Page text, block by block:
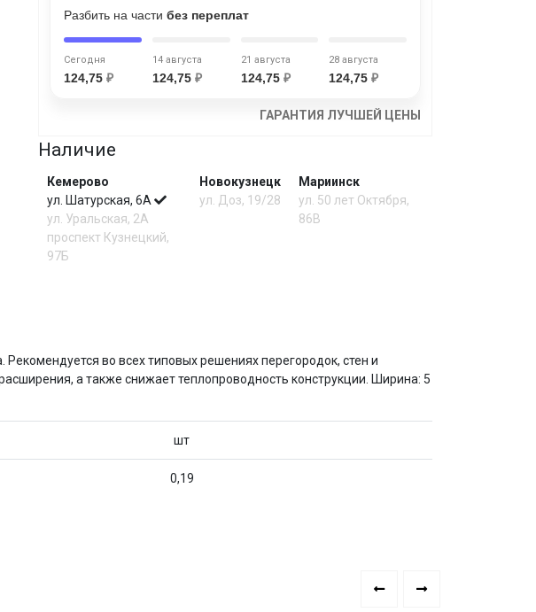
Разбить на части без переплат
Сегодня
124,75 ₽
14 августа
124,75 ₽
21 августа
124,75 ₽
28 августа
124,75₽
ГАРАНТИЯ ЛУЧШЕЙ ЦЕНЫ
Наличие
Кемерово
ул. Шатурская, 6А
ул. Уральская, 2А
проспект Кузнецкий,
97Б
Новокузнецк
ул. Доз, 19/28
Мариинск
ул. 50 лет Октября,
86В
во всех типовых решениях перегородок, стен и
а также снижает теплопроводность конструкции. Ширина: 5
шт
0,19